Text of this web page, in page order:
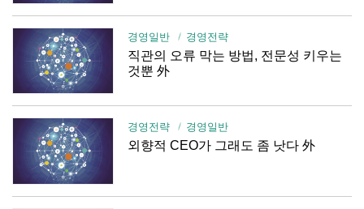
경영일반 경영전략
직관의 오류 막는 방법, 전문성 키우는
것뿐 外
경영전략 경영일반
외향적 CEO가 그래도 좀 낫다 外